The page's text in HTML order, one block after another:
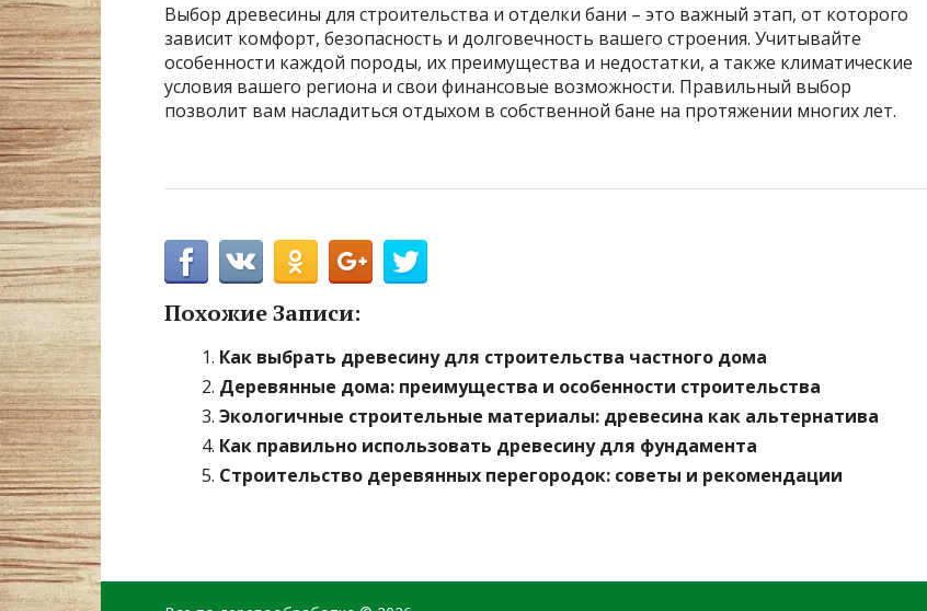
Выбор древесины для строительства и отделки бани – это важный этап, от которого
зависит комфорт, безопасность и долговечность вашего строения. Учитывайте
особенности каждой породы, их преимущества и недостатки, а также климатические
условия вашего региона и свои финансовые возможности. Правильный выбор
позволит вам насладиться отдыхом в собственной бане на протяжении многих лет.
Похожие Записи:
Как выбрать древесину для строительства частного дома
Деревянные дома: преимущества и особенности строительства
Экологичные строительные материалы: древесина как альтернатива
Как правильно использовать древесину для фундамента
Строительство деревянных перегородок: советы и рекомендации